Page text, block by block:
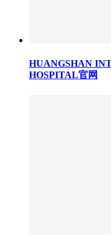
HUANGSHAN
HOSPITAL官网